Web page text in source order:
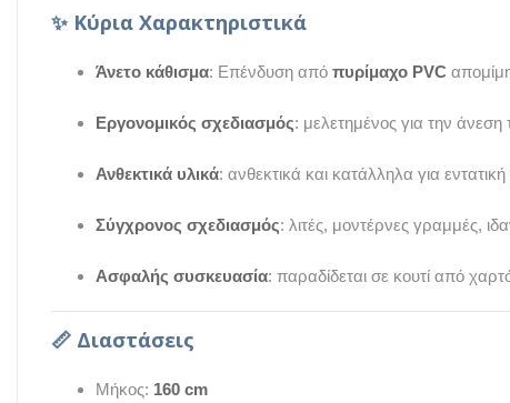
✨ Κύρια Χαρακτηριστικά
Άνετο κάθισμα: Επένδυση από πυρίμαχο PVC
Εργονομικός σχεδιασμός: μελετημένος για την
Ανθεκτικά υλικά: ανθεκτικά και κατάλληλα για
Σύγχρονος σχεδιασμός: λιτές, μοντέρνες γραμμές,
Ασφαλής συσκευασία: παραδίδεται σε κουτί από
📏 Διαστάσεις
Μήκος: 160 cm